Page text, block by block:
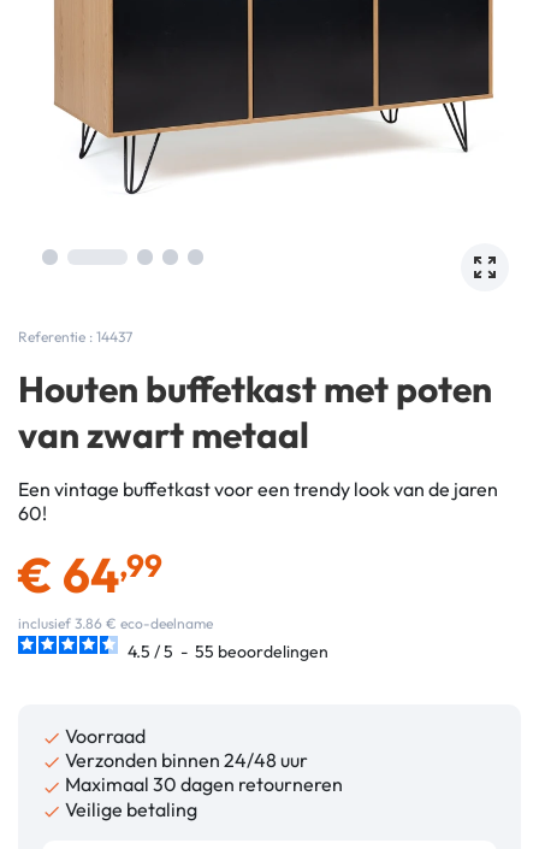
Referentie : 14437
Houten buffetkast met poten
van zwart metaal
Een vintage buffetkast voor een trendy look van de jaren
60!
€ 64,99
inclusief 3.86 € eco-deelname
4.5 /5 - 55 beoordelingen
 Voorraad
 Verzonden binnen 24/48 uur
 Maximaal 30 dagen retourneren
 Veilige betaling